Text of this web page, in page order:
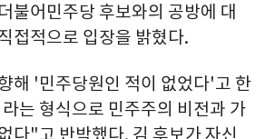
불어민주당 후보와의 공방에 대
접적으로 입장을 밝혔다.
해 '민주당원인 적이 없었다'고 한
는 형식으로 민주주의 비전과 가
다"고 반박했다. 김 후보가 자신